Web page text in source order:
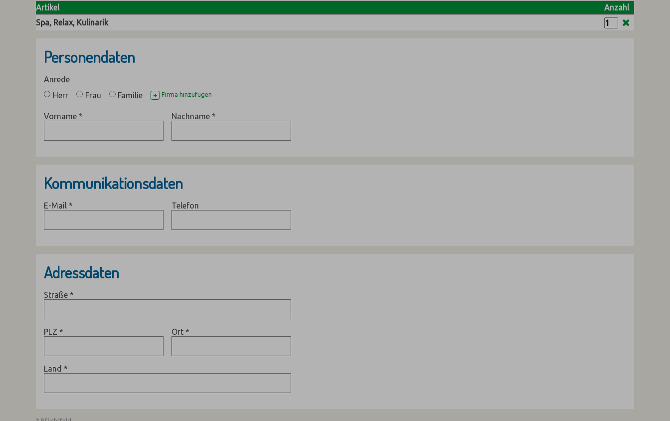
Artikel
Anzahl
Spa, Relax, Kulinarik
Personendaten
Anrede
Herr
Frau Familie + Firma hinzufügen
Vorname * Nachname *
Kommunikationsdaten
E-Mail * Telefon
Adressdaten
Straße *
PLZ * Ort *
Land *